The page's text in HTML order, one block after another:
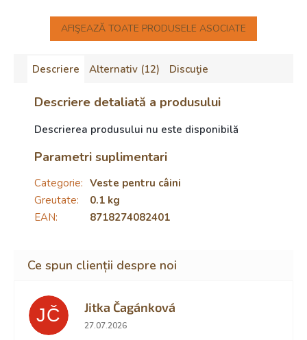
AFIŞEAZĂ TOATE PRODUSELE ASOCIATE
Descriere Alternativ (12) Discuţie
Descriere detaliată a produsului
Descrierea produsului nu este disponibilă
Parametri suplimentari
Categorie: Veste pentru câini
Greutate:
0.1 kg
EAN: 8718274082401
JČ Jitka Čagánková
Ratingul magazinului este 5 din 5 stele.
27.07.2026